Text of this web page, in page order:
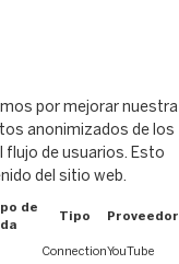
por mejorar nuestra
anonimizados de los
de usuarios. Esto
del sitio web.
de
Tipo Proveedor
Connection YouTube